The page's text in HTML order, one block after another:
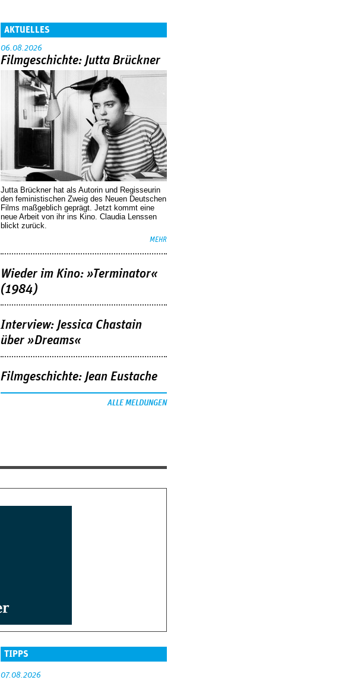
AKTUELLES
06.08.2026
Filmgeschichte: Jutta Brückner
Jutta Brückner hat als Autorin und Regisseurin
den feministischen Zweig des Neuen Deutschen
Films maßgeblich geprägt. Jetzt kommt eine
neue Arbeit von ihr ins Kino. Claudia Lenssen
blickt zurück.
MEHR
Wieder im Kino: »Terminator«
(1984)
Interview: Jessica Chastain
über »Dreams«
Filmgeschichte: Jean Eustache
ALLE MELDUNGEN
TIPPS
07.08.2026